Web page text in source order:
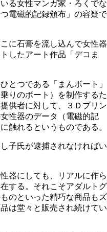
る女性マンガ家・ろくでな
電磁的記録頒布」の容疑で
に石膏を流し込んで女性器
したアート作品「デコま
とつである「まんボート」
りのボート）を制作するた
供者に対して、３Ｄプリン
性器のデータ（電磁的記
触れるというものである。
子氏が逮捕されなければい
器にしても、リアルに作ら
する。それこそアダルトグ
のといった精巧な商品もズ
は堂々と販売され続けてい